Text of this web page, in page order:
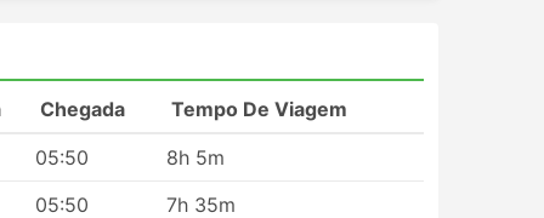
Chegada
Tempo De Viagem
05:50
8h 5m
05:50
7h 35m